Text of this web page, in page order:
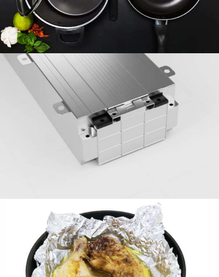
prisma.
Kerajang isi rumah aluminium 8011 - boleh
dipercayai, Selamat makanan & Serba
Cari faedah kerajang isi rumah aluminium 8011 untuk
kegunaan dapur sehari -hari. Selamat untuk kenalan
makanan, tahan haba, dan boleh dikitar semula -ideal
untuk membakar, membalut, dan penyimpanan.
Lembaran aluminium untuk dek kapal
Elakkan reput, penyelenggaraan berat, dan
permukaan licin -memilih untuk lembaran aluminium
untuk dek kapal dan menikmati dekad prestasi yang